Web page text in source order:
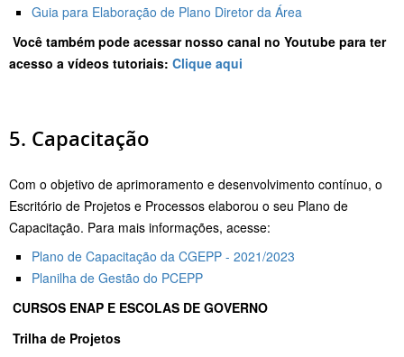
Guia para Elaboração de Plano Diretor da Área
Você também pode acessar nosso canal no Youtube para ter
acesso a vídeos tutoriais: Clique aqui
5. Capacitação
Com o objetivo de aprimoramento e desenvolvimento contínuo, o
Escritório de Projetos e Processos elaborou o seu Plano de
Capacitação. Para mais informações, acesse:
Plano de Capacitação da CGEPP - 2021/2023
Planilha de Gestão do PCEPP
CURSOS ENAP E ESCOLAS DE GOVERNO
Trilha de Projetos